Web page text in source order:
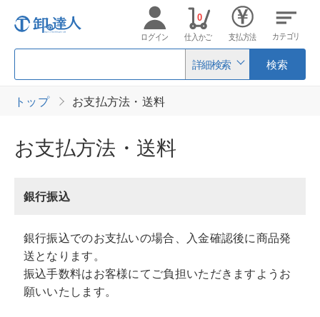
詳細検索 検索
ログイン 仕入かご
0
支払方法 カテゴリ
トップ お支払方法・送料
お支払方法・送料
銀行振込
銀行振込でのお支払いの場合、入金確認後に商品発
送となります。
振込手数料はお客様にてご負担いただきますようお
願いいたします。